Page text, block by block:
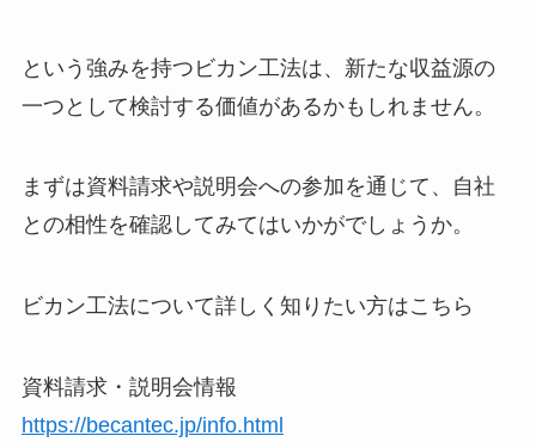
という強みを持つビカン工法は、新たな収益源の
一つとして検討する価値があるかもしれません。
まずは資料請求や説明会への参加を通じて、自社
との相性を確認してみてはいかがでしょうか。
ビカン工法について詳しく知りたい方はこちら
資料請求・説明会情報
https://becantec.jp/info.html